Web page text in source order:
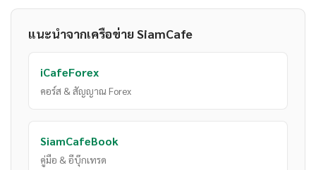
แนะนำจากเครือข่าย SiamCafe
iCafeForex
คอร์ส & สัญญาณ Forex
SiamCafeBook
คู่มือ & อีบุ๊กเทรด